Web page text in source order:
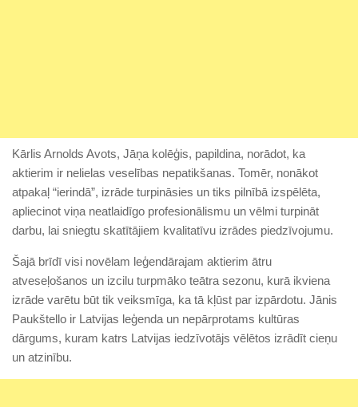
Kārlis Arnolds Avots, Jāņa kolēģis, papildina, norādot, ka
aktierim ir nelielas veselības nepatikšanas. Tomēr, nonākot
atpakaļ “ierindā”, izrāde turpināsies un tiks pilnībā izspēlēta,
apliecinot viņa neatlaidīgo profesionālismu un vēlmi turpināt
darbu, lai sniegtu skatītājiem kvalitatīvu izrādes piedzīvojumu.
Šajā brīdī visi novēlam leģendārajam aktierim ātru
atveseļošanos un izcilu turpmāko teātra sezonu, kurā ikviena
izrāde varētu būt tik veiksmīga, ka tā kļūst par izpārdotu. Jānis
Paukštello ir Latvijas leģenda un nepārprotams kultūras
dārgums, kuram katrs Latvijas iedzīvotājs vēlētos izrādīt cieņu
un atzinību.